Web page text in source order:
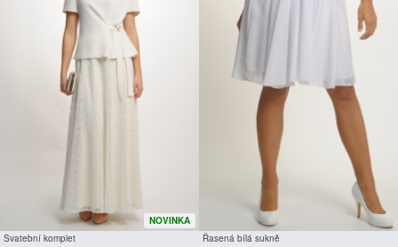
NOVINKA
Svatební komplet
Řasená bílá sukně